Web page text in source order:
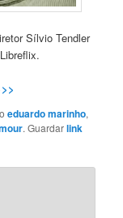
Sílvio Tendler
eduardo marinho,
. Guardarlink